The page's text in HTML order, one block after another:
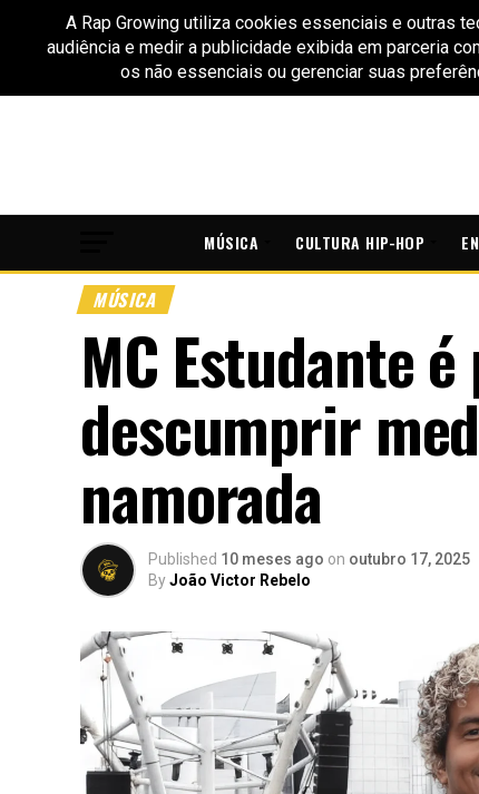
MÚSICA CULTURA HIP-HOP
MÚSICA
MC Estudante
descumprir
namorada
Published 10 meses ago on outubro 17, 2025
ByJoão Victor Rebelo